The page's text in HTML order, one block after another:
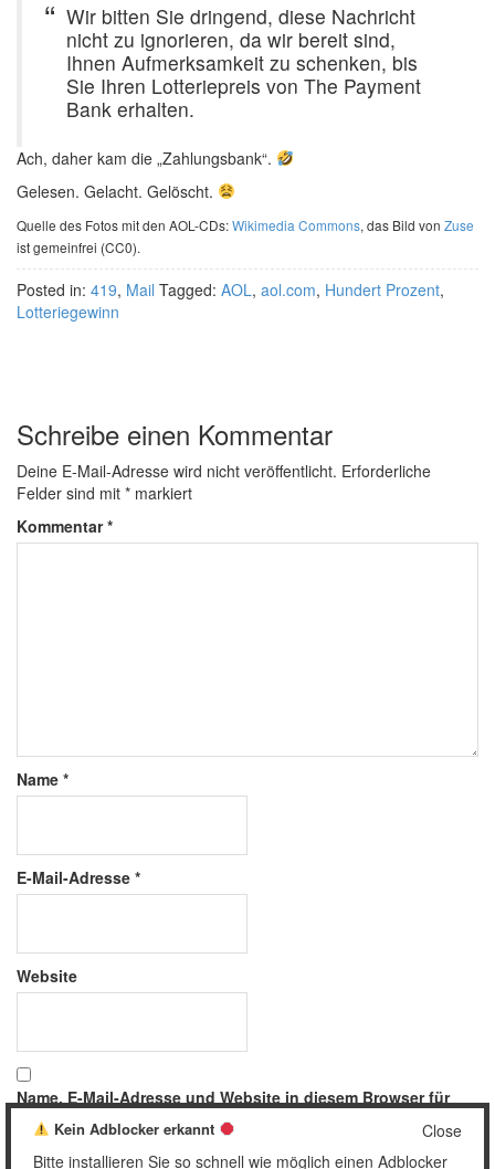
Wir bitten Sie dringend, diese Nachricht
nicht zu ignorieren, da wir bereit sind,
Ihnen Aufmerksamkeit zu schenken, bis
Sie Ihren Lotteriepreis von The Payment
Bank erhalten.
Ach, daher kam die „Zahlungsbank“.
Gelesen. Gelacht. Gelöscht.
Quelle des Fotos mit den AOL-CDs:Wikimedia Commons, das Bild von Zuse
ist gemeinfrei (CC0).
Posted in: 419, Mail Tagged: AOL, aol.com, Hundert Prozent,
Lotteriegewinn
Schreibe einen Kommentar
Deine E-Mail-Adresse wird nicht veröffentlicht. Erforderliche
Felder sind mit * markiert
Kommentar*
Name *
E-Mail-Adresse *
Website
Name, E-Mail-Adresse und Website in diesem Browser für
meinen nächsten Kommentar speichern.
Close
Kein Adblocker erkannt
Bitte installieren Sie so schnell wie möglich einen Adblocker